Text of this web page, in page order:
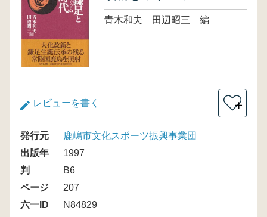
青木和夫 田辺昭三 編
レビューを書く ＋
発行元
鹿嶋市文化スポーツ振興事業団
出版年
1997
判
B6
ページ
207
六一ID
N84829